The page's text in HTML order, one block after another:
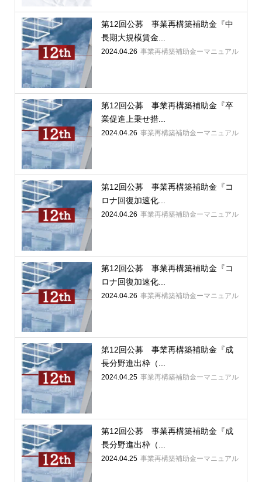
第12回公募 事業再構築補助金『中
長期大規模賃金...
2024.04.26 事業再構築補助金ーマニュアル
第12回公募 事業再構築補助金『卒
業促進上乗せ措...
2024.04.26 事業再構築補助金ーマニュアル
第12回公募 事業再構築補助金『コ
ロナ回復加速化...
2024.04.26 事業再構築補助金ーマニュアル
第12回公募 事業再構築補助金『コ
ロナ回復加速化...
2024.04.26 事業再構築補助金ーマニュアル
第12回公募 事業再構築補助金『成
長分野進出枠（...
2024.04.25 事業再構築補助金ーマニュアル
第12回公募 事業再構築補助金『成
長分野進出枠（...
2024.04.25 事業再構築補助金ーマニュアル